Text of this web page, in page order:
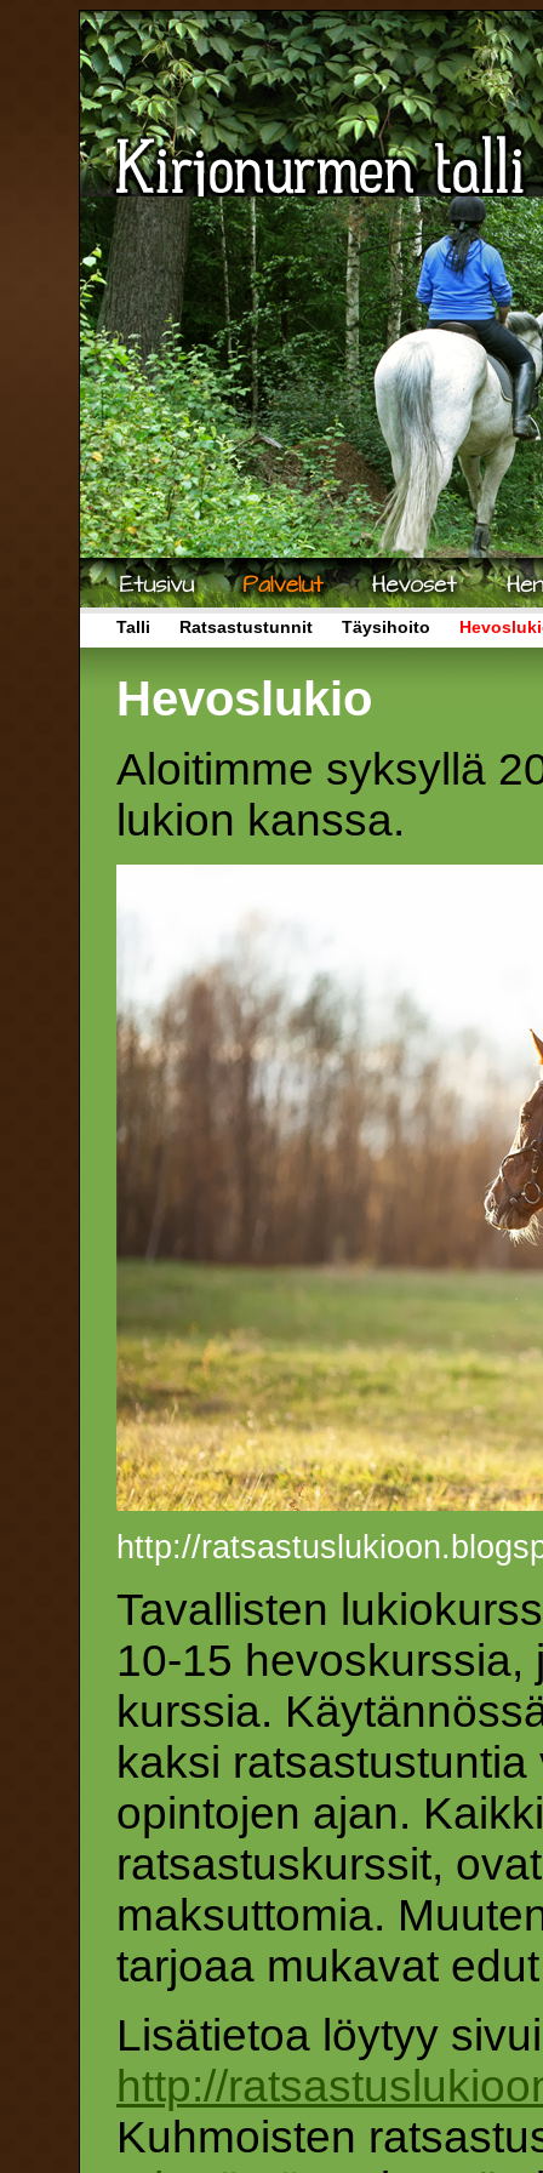
Talli Ratsastustunnit Täysihoito
Hevoslukio
Aloitimme syksyllä
lukion kanssa.
http://
Tavallisten
10-15 hevoskurssia,
kurssia.
kaksi
opintojen ajan.
ratsastuskurssit,
maksuttomia.
tarjoaa mukavat
Lisätietoa löytyy
http://
Kuhmoisten